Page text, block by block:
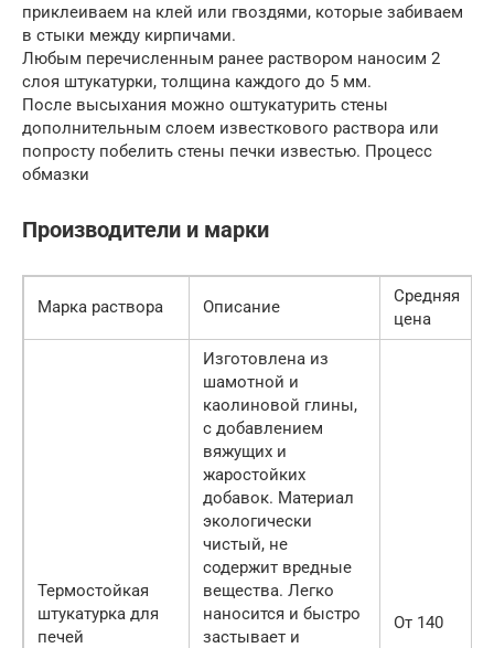
приклеиваем на клей или гвоздями, которые забиваем
в стыки между кирпичами.
Любым перечисленным ранее раствором наносим 2
слоя штукатурки, толщина каждого до 5 мм.
После высыхания можно оштукатурить стены
дополнительным слоем известкового раствора или
попросту побелить стены печки известью. Процесс
обмазки
Производители и марки
Марка раствора Описание
Средняя
цена
Термостойкая
штукатурка для
печей
Изготовлена из
шамотной и
каолиновой глины,
с добавлением
вяжущих и
жаростойких
добавок. Материал
экологически
чистый, не
содержит вредные
вещества. Легко
наносится и быстро
застывает и
От 140